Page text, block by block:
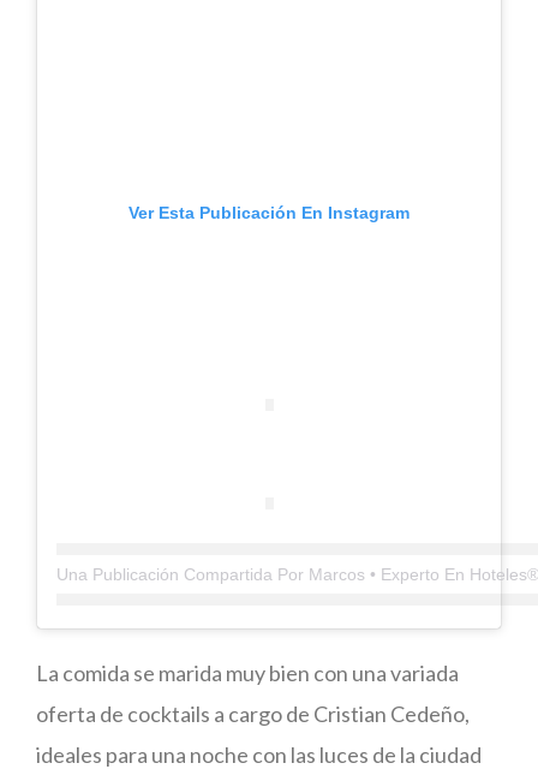
Ver Esta Publicación En Instagram
La comida se marida muy bien con una variada
oferta de cocktails a cargo de Cristian Cedeño,
ideales para una noche con las luces de la ciudad